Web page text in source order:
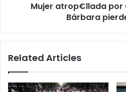
Mujer atrop€llada por
Bárbara
Related Articles